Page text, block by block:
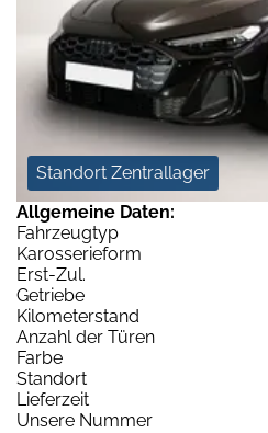
Standort Zentrallager
Allgemeine Daten:
Fahrzeugtyp
Karosserieform
Erst-Zul.
Getriebe
Kilometerstand
Anzahl der Türen
Farbe
Standort
Lieferzeit
Unsere Nummer